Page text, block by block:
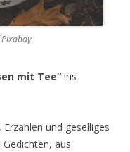
mit Tee” ins
und geselliges
aus